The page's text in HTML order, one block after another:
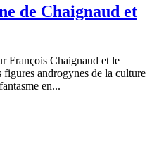
de Chaignaud et
François Chaignaud et le
androgynes de la culture
en...